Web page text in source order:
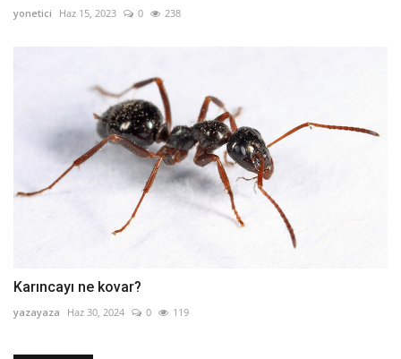
yonetici Haz 15, 2023 0 238
Karıncayı ne kovar?
yazayaza Haz 30, 2024 0 119